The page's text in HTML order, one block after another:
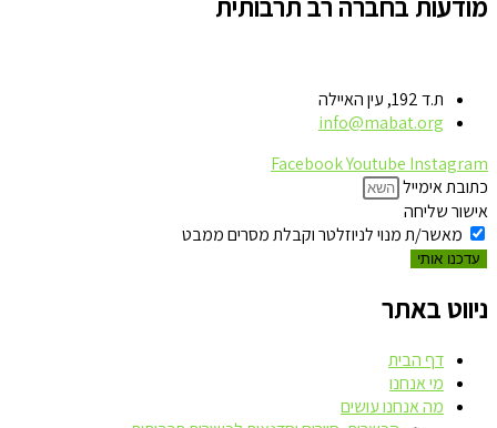
ת.ד 192, עין האיילה
info@mabat.org
FacebookYoutube Instagram
כתובת אימייל
אישור שליחה
מאשר/ת מנוי לניוזלטר וקבלת מסרים ממבט
עדכנו אותי
ניווט באתר
דף הבית
מי אנחנו
מה אנחנו עושים